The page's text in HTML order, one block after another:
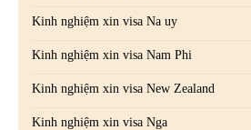
Kinh nghiệm xin visa Na uy
Kinh nghiệm xin visa Nam Phi
Kinh nghiệm xin visa New Zealand
Kinh nghiệm xin visa Nga